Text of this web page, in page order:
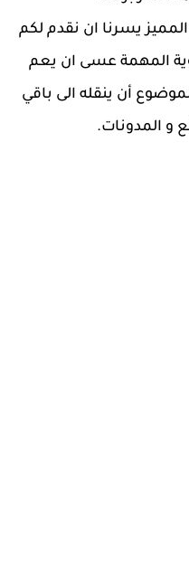
يسرنا ان نقدم لكم
المهمة عسى ان يعم
أن ينقله الى باقي
و المدونات.